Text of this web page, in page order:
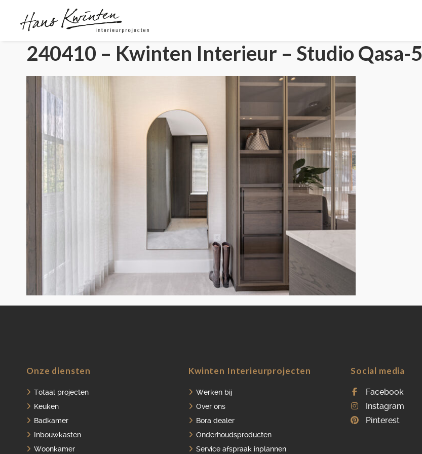
240410 – Kwinten Interieur – Studio Qasa-5
Onze diensten
Totaal projecten
Keuken
Badkamer
Inbouwkasten
Woonkamer
Kwinten Interieurprojecten
Werken bij
Over ons
Bora dealer
Onderhoudsproducten
Service afspraak inplannen
Social media
Facebook
Instagram
Pinterest
HOME
PORTFOLIO
VACATURES
ONDERHOUDSPRODUCTEN
SERVICE AFSPRAAK INPLANNEN